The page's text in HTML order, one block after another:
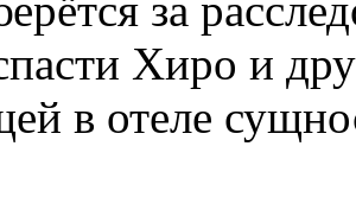
за
Хиро и
в отеле